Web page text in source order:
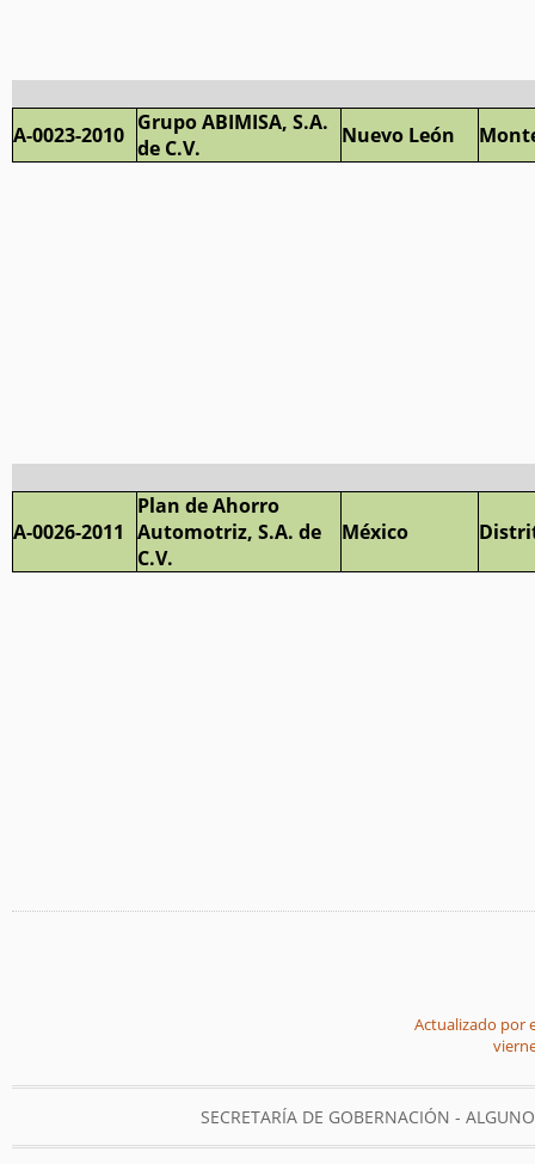
A-0023-2010 Grupo ABIMISA, S.A.
de C.V.
Nuevo León
A-0026-2011
Plan de Ahorro
Automotriz, S.A. de
C.V.
México
Actualizado por
SECRETARÍA DE GOBERNACIÓN -